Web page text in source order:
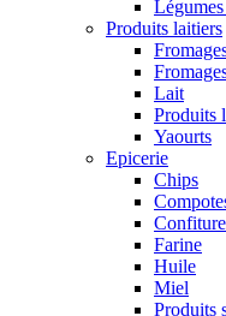
Produits laitiers
Lait
Produits
Yaourts
Epicerie
Chips
Farine
Huile
Miel
Produits